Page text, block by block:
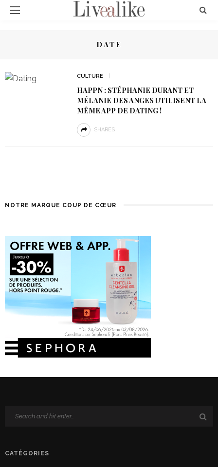
DATE
CULTURE
HAPPN : STÉPHANIE DURANT ET
MÉLANIE DES ANGES UTILISENT LA
MÊME APP DE DATING !
SHARES
NOTRE MARQUE COUP DE CŒUR
CATÉGORIES